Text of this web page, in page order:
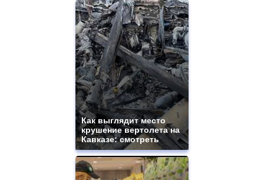
https://www.replicasrelojes.to/
Как выглядит место
крушение вертолета на
Кавказе: смотреть